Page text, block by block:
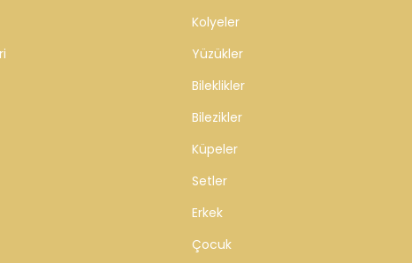
Kolyeler
Yüzükler
Bileklikler
Bilezikler
Küpeler
Setler
Erkek
Çocuk